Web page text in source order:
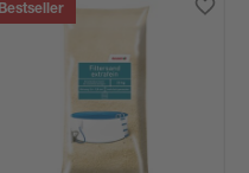
Bestseller